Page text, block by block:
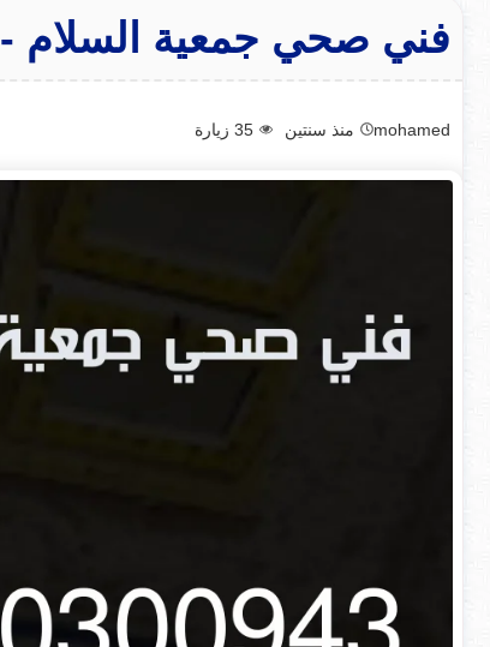
فني صحي جمعية السلام -50300943-اتصل الان
mohamed منذ سنتين 35 زيارة